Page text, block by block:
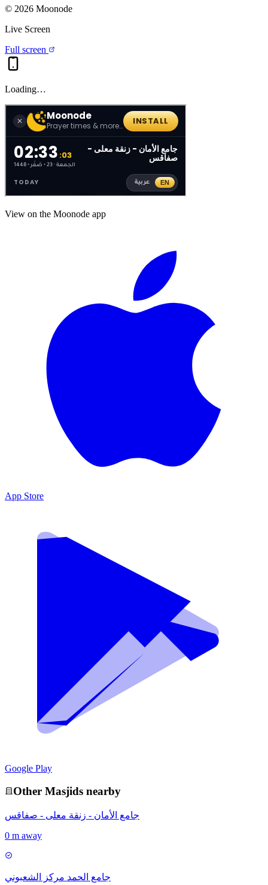
© 2026 Moonode
Live Screen
Full screen
Loading…
View on the Moonode app
App Store
Google Play
Other Masjids nearby
جامع الأمان - زنقة معلى - صفاقس
0 m away
جامع الحمد مركز الشعبوني